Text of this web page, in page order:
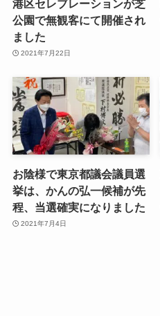
港区セレブレーションが芝
公園で無観客にて開催され
ました
2021年7月22日
お陰様で東京都議会議員選
挙は、かんの弘一候補が先
程、当選確実になりました
2021年7月4日